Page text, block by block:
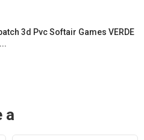
3d Pvc Softair Games VERDE
a